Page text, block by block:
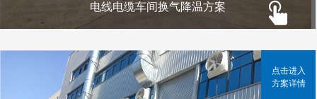
电线电缆车间换气降温方案
点击进入
方案详情